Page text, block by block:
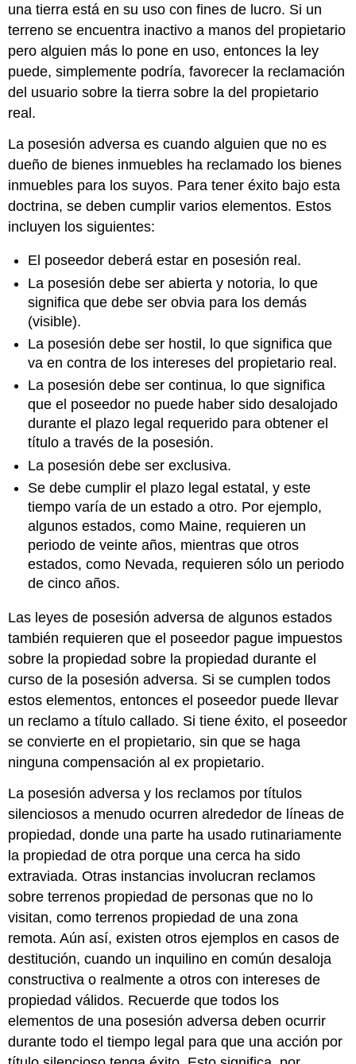
una tierra está en su uso con fines de lucro. Si un
terreno se encuentra inactivo a manos del propietario
pero alguien más lo pone en uso, entonces la ley
puede, simplemente podría, favorecer la reclamación
del usuario sobre la tierra sobre la del propietario
real.
La posesión adversa es cuando alguien que no es
dueño de bienes inmuebles ha reclamado los bienes
inmuebles para los suyos. Para tener éxito bajo esta
doctrina, se deben cumplir varios elementos. Estos
incluyen los siguientes:
El poseedor deberá estar en posesión real.
La posesión debe ser abierta y notoria, lo que
significa que debe ser obvia para los demás
(visible).
La posesión debe ser hostil, lo que significa que
va en contra de los intereses del propietario real.
La posesión debe ser continua, lo que significa
que el poseedor no puede haber sido desalojado
durante el plazo legal requerido para obtener el
título a través de la posesión.
La posesión debe ser exclusiva.
Se debe cumplir el plazo legal estatal, y este
tiempo varía de un estado a otro. Por ejemplo,
algunos estados, como Maine, requieren un
periodo de veinte años, mientras que otros
estados, como Nevada, requieren sólo un periodo
de cinco años.
Las leyes de posesión adversa de algunos estados
también requieren que el poseedor pague impuestos
sobre la propiedad sobre la propiedad durante el
curso de la posesión adversa. Si se cumplen todos
estos elementos, entonces el poseedor puede llevar
un reclamo a título callado. Si tiene éxito, el poseedor
se convierte en el propietario, sin que se haga
ninguna compensación al ex propietario.
La posesión adversa y los reclamos por títulos
silenciosos a menudo ocurren alrededor de líneas de
propiedad, donde una parte ha usado rutinariamente
la propiedad de otra porque una cerca ha sido
extraviada. Otras instancias involucran reclamos
sobre terrenos propiedad de personas que no lo
visitan, como terrenos propiedad de una zona
remota. Aún así, existen otros ejemplos en casos de
destitución, cuando un inquilino en común desaloja
constructiva o realmente a otros con intereses de
propiedad válidos. Recuerde que todos los
elementos de una posesión adversa deben ocurrir
durante todo el tiempo legal para que una acción por